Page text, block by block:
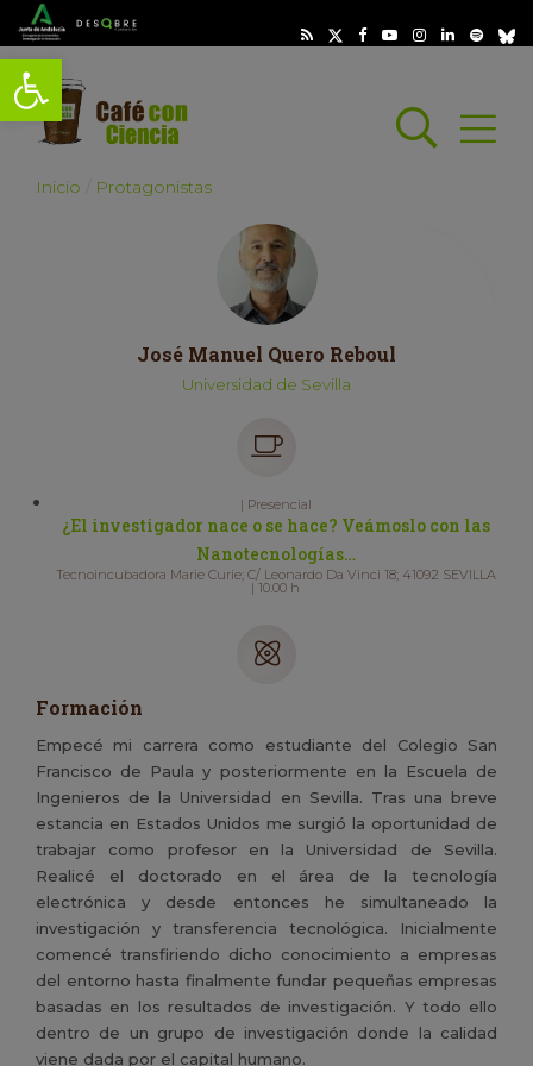
Abrir barra de herramientas
Abrir
Inicio Protagonistas
José Manuel Quero Reboul
Universidad de Sevilla
| Presencial
¿El investigador nace o se hace? Veámoslo con las
Nanotecnologías…
Tecnoincubadora Marie Curie; C/ Leonardo Da Vinci 18; 41092 SEVILLA
| 10.00 h
Formación
Empecé mi carrera como estudiante del Colegio San
Francisco de Paula y posteriormente en la Escuela de
Ingenieros de la Universidad en Sevilla. Tras una breve
estancia en Estados Unidos me surgió la oportunidad de
trabajar como profesor en la Universidad de Sevilla.
Realicé el doctorado en el área de la tecnología
electrónica y desde entonces he simultaneado la
investigación y transferencia tecnológica. Inicialmente
comencé transfiriendo dicho conocimiento a empresas
del entorno hasta finalmente fundar pequeñas empresas
basadas en los resultados de investigación. Y todo ello
dentro de un grupo de investigación donde la calidad
viene dada por el capital humano.